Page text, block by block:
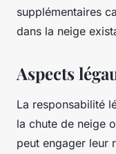
supplémentaires
dans la neige
Aspects
La responsabilité
la chute de neige
peut engager leur